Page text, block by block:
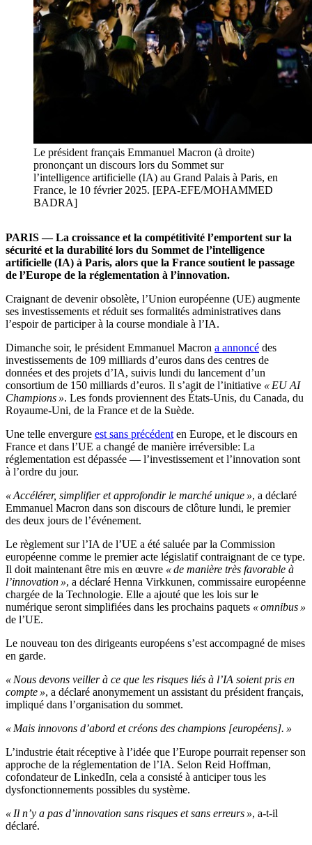
Le président français Emmanuel Macron (à droite)
prononçant un discours lors du Sommet sur
l’intelligence artificielle (IA) au Grand Palais à Paris, en
France, le 10 février 2025. [EPA-EFE/MOHAMMED
BADRA]
PARIS — La croissance et la compétitivité l’emportent sur la
sécurité et la durabilité lors du Sommet de l’intelligence
artificielle (IA) à Paris, alors que la France soutient le passage
de l’Europe de la réglementation à l’innovation.
Craignant de devenir obsolète, l’Union européenne (UE) augmente
ses investissements et réduit ses formalités administratives dans
l’espoir de participer à la course mondiale à l’IA.
Dimanche soir, le président Emmanuel Macron a annoncé des
investissements de 109 milliards d’euros dans des centres de
données et des projets d’IA, suivis lundi du lancement d’un
consortium de 150 milliards d’euros. Il s’agit de l’initiative « EU AI
Champions ». Les fonds proviennent des États-Unis, du Canada, du
Royaume-Uni, de la France et de la Suède.
Une telle envergure est sans précédent en Europe, et le discours en
France et dans l’UE a changé de manière irréversible: La
réglementation est dépassée — l’investissement et l’innovation sont
à l’ordre du jour.
« Accélérer, simplifier et approfondir le marché unique », a déclaré
Emmanuel Macron dans son discours de clôture lundi, le premier
des deux jours de l’événement.
Le règlement sur l’IA de l’UE a été saluée par la Commission
européenne comme le premier acte législatif contraignant de ce type.
Il doit maintenant être mis en œuvre « de manière très favorable à
l’innovation », a déclaré Henna Virkkunen, commissaire européenne
chargée de la Technologie. Elle a ajouté que les lois sur le
numérique seront simplifiées dans les prochains paquets « omnibus »
de l’UE.
Le nouveau ton des dirigeants européens s’est accompagné de mises
en garde.
« Nous devons veiller à ce que les risques liés à l’IA soient pris en
compte », a déclaré anonymement un assistant du président français,
impliqué dans l’organisation du sommet.
« Mais innovons d’abord et créons des champions [européens]. »
L’industrie était réceptive à l’idée que l’Europe pourrait repenser son
approche de la réglementation de l’IA. Selon Reid Hoffman,
cofondateur de LinkedIn, cela a consisté à anticiper tous les
dysfonctionnements possibles du système.
« Il n’y a pas d’innovation sans risques et sans erreurs », a-t-il
déclaré.